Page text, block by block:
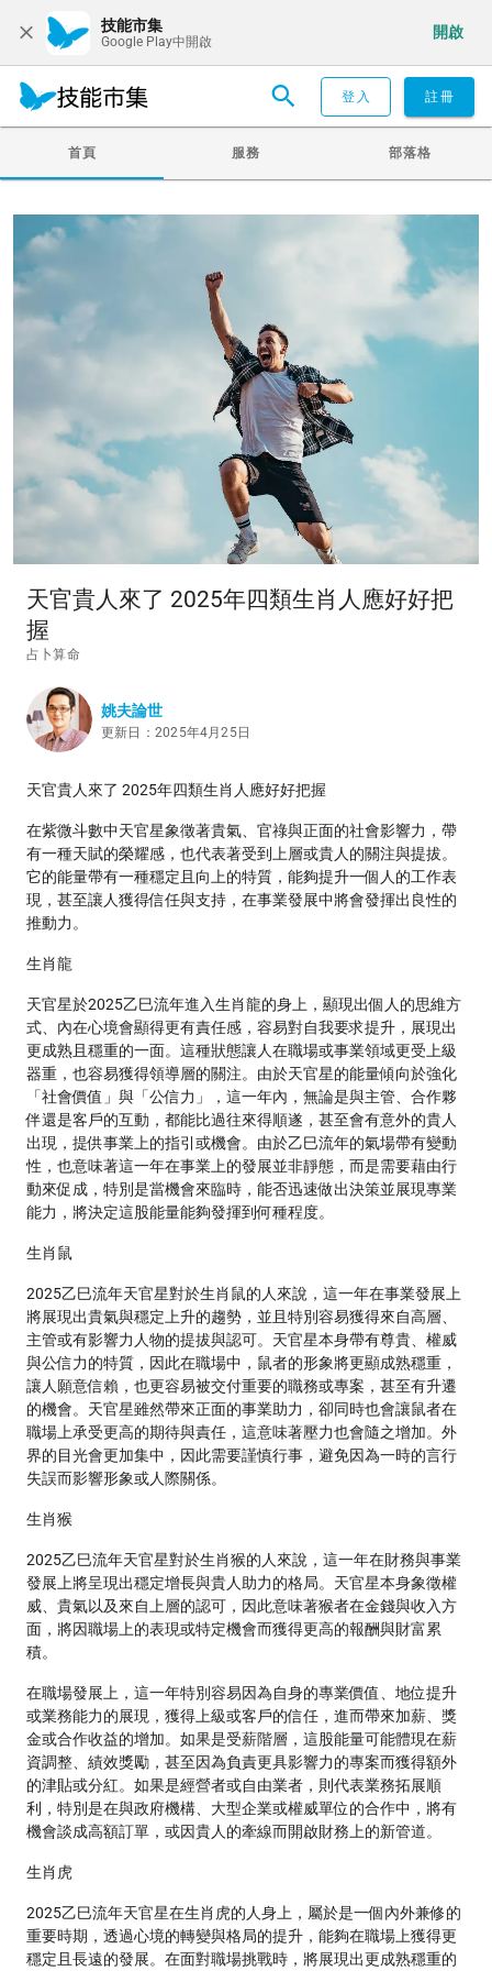
技能市集
Google Play中開啟
開啟
登入 註冊
首頁 服務 部落格
天官貴人來了 2025年四類生肖人應好好把
握
占卜算命
姚夫論世
更新日：2025年4月25日
天官貴人來了 2025年四類生肖人應好好把握
在紫微斗數中天官星象徵著貴氣、官祿與正面的社會影響力，帶
有一種天賦的榮耀感，也代表著受到上層或貴人的關注與提拔。
它的能量帶有一種穩定且向上的特質，能夠提升一個人的工作表
現，甚至讓人獲得信任與支持，在事業發展中將會發揮出良性的
推動力。
生肖龍
天官星於2025乙巳流年進入生肖龍的身上，顯現出個人的思維方
式、內在心境會顯得更有責任感，容易對自我要求提升，展現出
更成熟且穩重的一面。這種狀態讓人在職場或事業領域更受上級
器重，也容易獲得領導層的關注。由於天官星的能量傾向於強化
「社會價值」與「公信力」，這一年內，無論是與主管、合作夥
伴還是客戶的互動，都能比過往來得順遂，甚至會有意外的貴人
出現，提供事業上的指引或機會。由於乙巳流年的氣場帶有變動
性，也意味著這一年在事業上的發展並非靜態，而是需要藉由行
動來促成，特別是當機會來臨時，能否迅速做出決策並展現專業
能力，將決定這股能量能夠發揮到何種程度。
生肖鼠
2025乙巳流年天官星對於生肖鼠的人來說，這一年在事業發展上
將展現出貴氣與穩定上升的趨勢，並且特別容易獲得來自高層、
主管或有影響力人物的提拔與認可。天官星本身帶有尊貴、權威
與公信力的特質，因此在職場中，鼠者的形象將更顯成熟穩重，
讓人願意信賴，也更容易被交付重要的職務或專案，甚至有升遷
的機會。天官星雖然帶來正面的事業助力，卻同時也會讓鼠者在
職場上承受更高的期待與責任，這意味著壓力也會隨之增加。外
界的目光會更加集中，因此需要謹慎行事，避免因為一時的言行
失誤而影響形象或人際關係。
生肖猴
2025乙巳流年天官星對於生肖猴的人來說，這一年在財務與事業
發展上將呈現出穩定增長與貴人助力的格局。天官星本身象徵權
威、貴氣以及來自上層的認可，因此意味著猴者在金錢與收入方
面，將因職場上的表現或特定機會而獲得更高的報酬與財富累
積。
在職場發展上，這一年特別容易因為自身的專業價值、地位提升
或業務能力的展現，獲得上級或客戶的信任，進而帶來加薪、獎
金或合作收益的增加。如果是受薪階層，這股能量可能體現在薪
資調整、績效獎勵，甚至因為負責更具影響力的專案而獲得額外
的津貼或分紅。如果是經營者或自由業者，則代表業務拓展順
利，特別是在與政府機構、大型企業或權威單位的合作中，將有
機會談成高額訂單，或因貴人的牽線而開啟財務上的新管道。
生肖虎
2025乙巳流年天官星在生肖虎的人身上，屬於是一個內外兼修的
重要時期，透過心境的轉變與格局的提升，能夠在職場上獲得更
穩定且長遠的發展。在面對職場挑戰時，將展現出更成熟穩重的